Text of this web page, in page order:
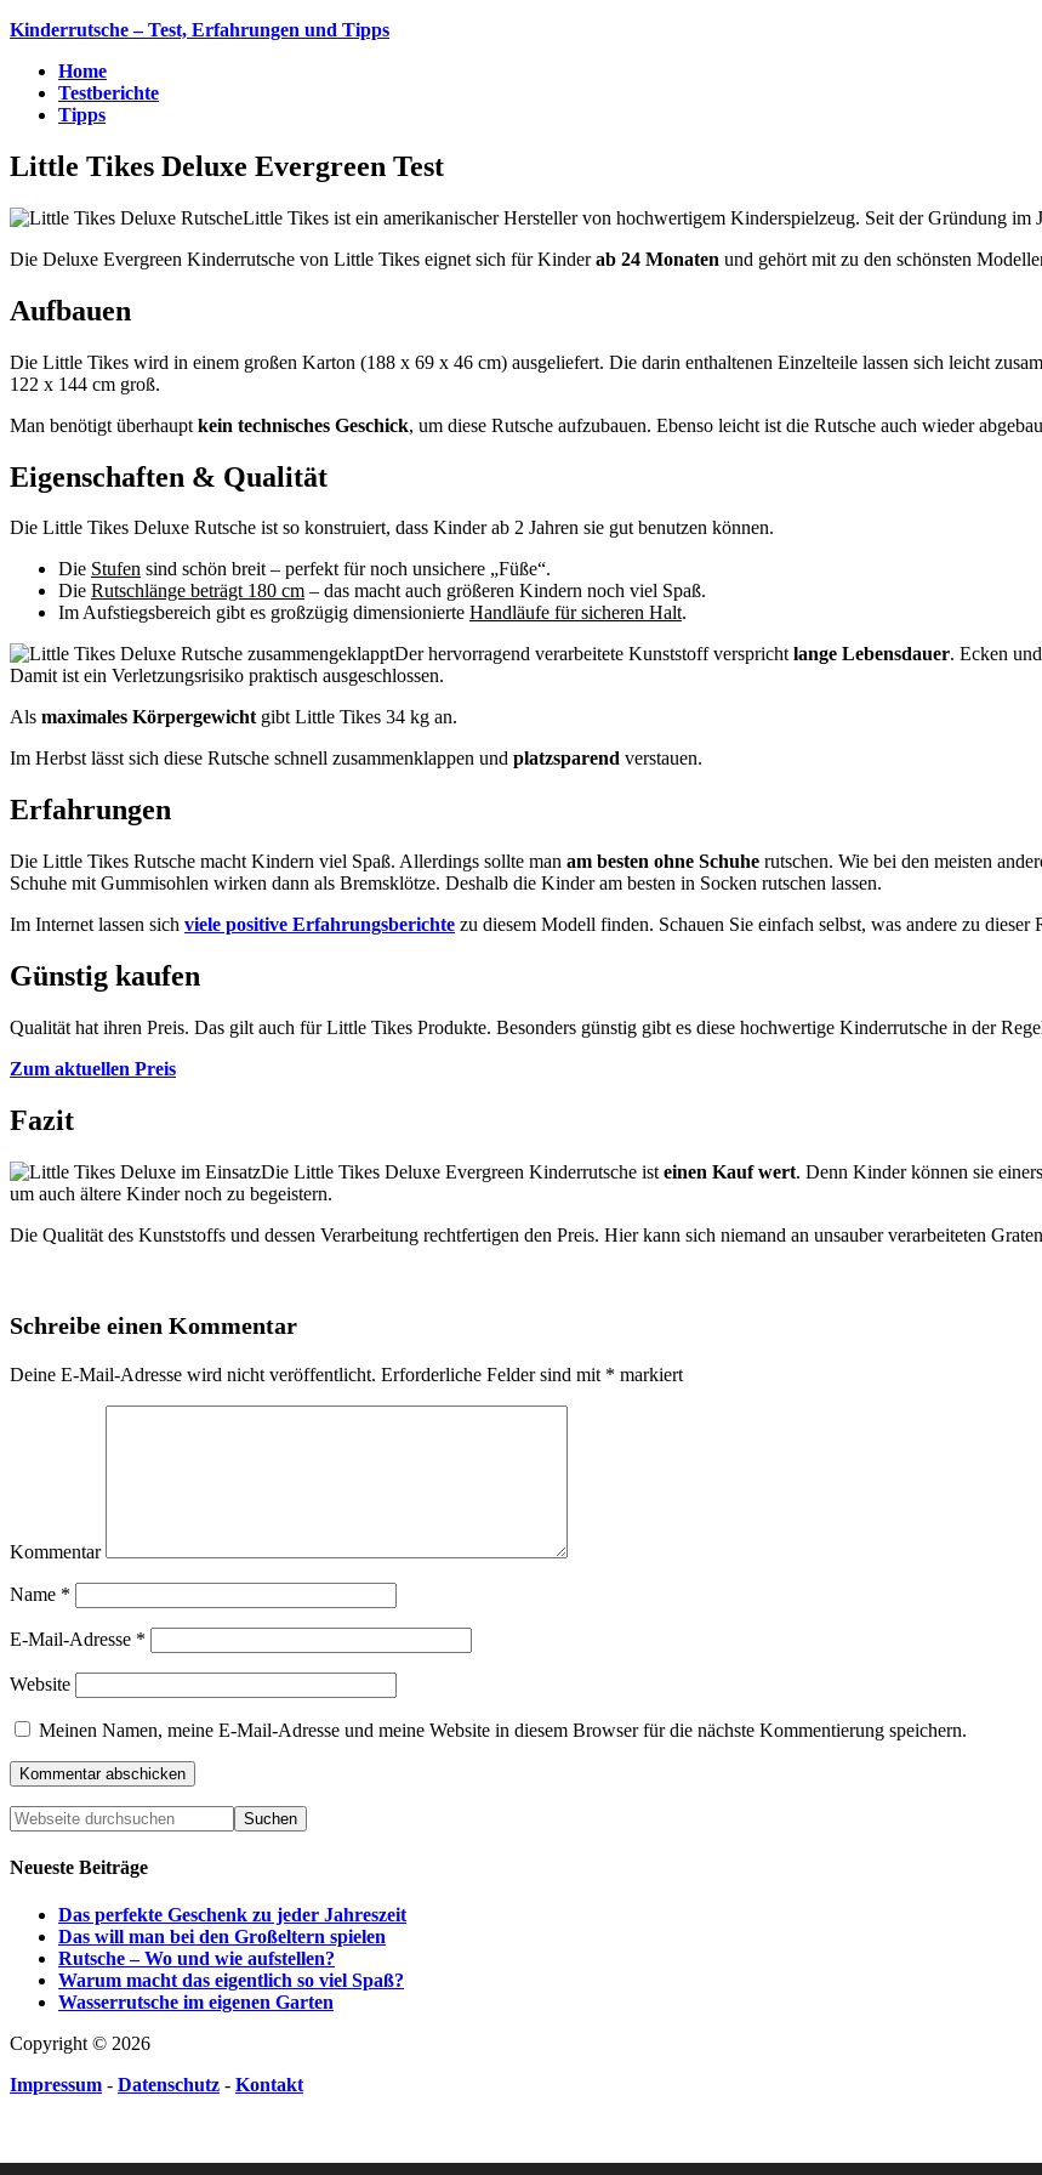
Kinderrutsche – Test, Erfahrungen und Tipps
Home
Testberichte
Tipps
Little Tikes Deluxe Evergreen Test
Little Tikes ist ein amerikanischer Hersteller von hochwertigem Kinderspielzeug. Seit der Gründung
Die Deluxe Evergreen Kinderrutsche von Little Tikes eignet sich für Kinderab 24 Monaten und gehört mit zu den schönsten
Aufbauen
Die Little Tikes wird in einem großen Karton (188 x 69 x 46 cm) ausgeliefert. Die darin enthaltenen Einzelteile lassen sich leicht
122 x 144 cm groß.
Man benötigt überhaupt kein technisches Geschick, um diese Rutsche aufzubauen. Ebenso leicht ist die Rutsche auch wieder
Eigenschaften & Qualität
Die Little Tikes Deluxe Rutsche ist so konstruiert, dass Kinder ab 2 Jahren sie gut benutzen können.
Die Stufen sind schön breit – perfekt für noch unsichere „Füße“.
Die Rutschlänge beträgt 180 cm – das macht auch größeren Kindern noch viel Spaß.
Im Aufstiegsbereich gibt es großzügig dimensionierte Handläufe für sicheren Halt.
Der hervorragend verarbeitete Kunststoff versprichtlange Lebensdauer. Ecken
Damit ist ein Verletzungsrisiko praktisch ausgeschlossen.
Als maximales Körpergewichtgibt Little Tikes 34 kg an.
Im Herbst lässt sich diese Rutsche schnell zusammenklappen und platzsparend verstauen.
Erfahrungen
Die Little Tikes Rutsche macht Kindern viel Spaß. Allerdings sollte man am besten ohne Schuhe rutschen. Wie bei den meisten
Schuhe mit Gummisohlen wirken dann als Bremsklötze. Deshalb die Kinder am besten in Socken rutschen lassen.
Im Internet lassen sich viele positive Erfahrungsberichte zu diesem Modell finden. Schauen Sie einfach selbst, was andere zu dieser
Günstig kaufen
Qualität hat ihren Preis. Das gilt auch für Little Tikes Produkte. Besonders günstig gibt es diese hochwertige Kinderrutsche in der
Zum aktuellen Preis
Fazit
Die Little Tikes Deluxe Evergreen Kinderrutsche ist einen Kauf wert. Denn Kinder können sie
um auch ältere Kinder noch zu begeistern.
Die Qualität des Kunststoffs und dessen Verarbeitung rechtfertigen den Preis. Hier kann sich niemand an unsauber verarbeiteten
Schreibe einen Kommentar
Deine E-Mail-Adresse wird nicht veröffentlicht. Erforderliche Felder sind mit * markiert
Kommentar
Name *
E-Mail-Adresse *
Website
Meinen Namen, meine E-Mail-Adresse und meine Website in diesem Browser für die nächste Kommentierung speichern.
Neueste Beiträge
Das perfekte Geschenk zu jeder Jahreszeit
Das will man bei den Großeltern spielen
Rutsche – Wo und wie aufstellen?
Warum macht das eigentlich so viel Spaß?
Wasserrutsche im eigenen Garten
Copyright© 2026
Impressum - Datenschutz - Kontakt